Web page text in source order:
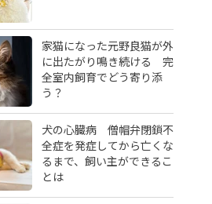
家猫になった元野良猫が外
に出たがり鳴き続ける 完
全室内飼育でどう寄り添
う？
犬の心臓病 僧帽弁閉鎖不
全症を発症してから亡くな
るまで、飼い主ができるこ
とは